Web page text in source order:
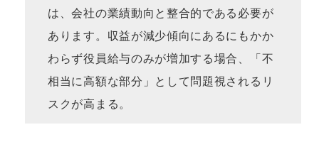
は、会社の業績動向と整合的である必要が
あります。収益が減少傾向にあるにもかか
わらず役員給与のみが増加する場合、「不
相当に高額な部分」として問題視されるリ
スクが高まる。